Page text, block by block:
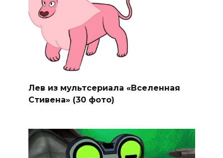
Лев из мультсериала «Вселенная
Стивена» (30 фото)